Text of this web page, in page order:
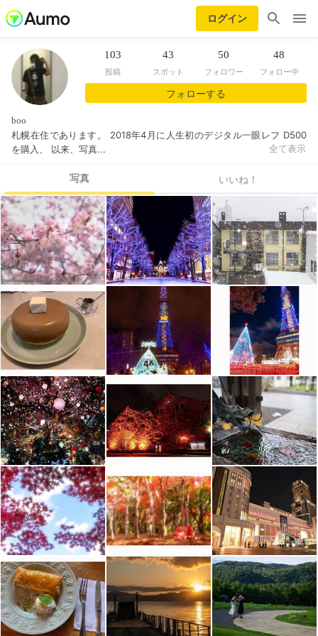
ログイン
103
投稿
43
スポット
50
フォロワー
48
フォロー中
フォローする
boo
札幌在住であります。 2018年4月に人生初のデジタル一眼レフ D500
を購入、 以来、写真...
全て表示
写真 いいね！